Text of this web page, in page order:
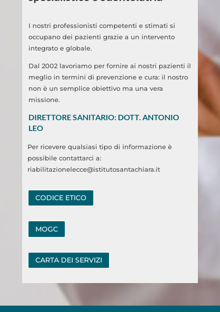
I nostri professionisti competenti e stimati si
occupano dei pazienti grazie a un intervento
integrato e globale.
Dal 2002 lavoriamo per fornire ai nostri pazienti il
meglio in termini di prevenzione e cura: il nostro
non è un semplice obiettivo ma una vera
missione.
DIRETTORE SANITARIO: DOTT. ANTONIO
LEO
Per ricevere qualsiasi tipo di informazione è
possibile contattarci a:
riabilitazionelecce@istitutosantachiara.it
CODICE ETICO
MOGC
CARTA DEI SERVIZI